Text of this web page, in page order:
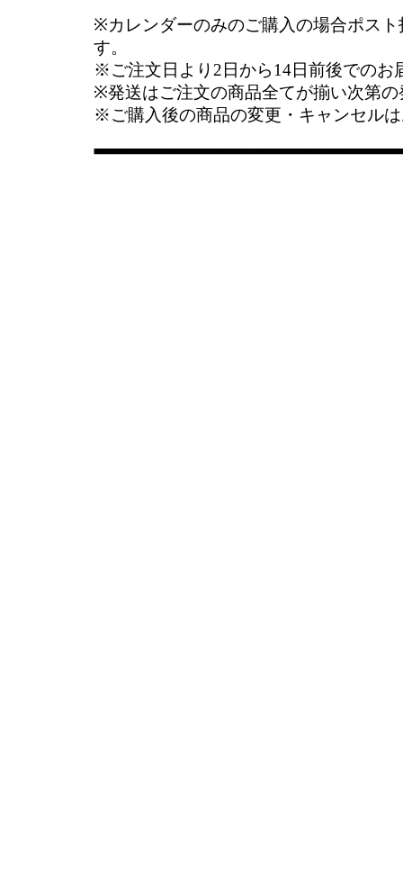
※カレンダーのみのご購入の場合ポス
す。
※ご注文日より2日から14日前後でのお
※発送はご注文の商品全てが揃い次第
※ご購入後の商品の変更・キャンセル